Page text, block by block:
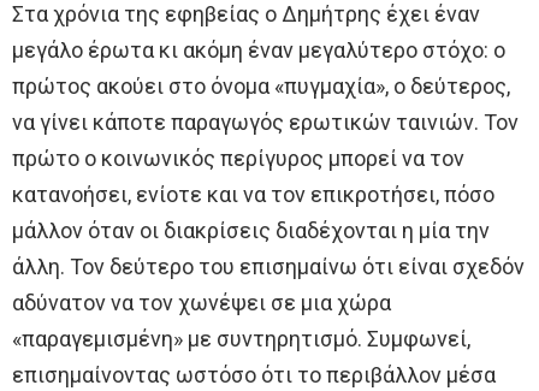
Στα χρόνια της εφηβείας ο Δημήτρης έχει έναν
μεγάλο έρωτα κι ακόμη έναν μεγαλύτερο στόχο: ο
πρώτος ακούει στο όνομα «πυγμαχία», ο δεύτερος,
να γίνει κάποτε παραγωγός ερωτικών ταινιών. Τον
πρώτο ο κοινωνικός περίγυρος μπορεί να τον
κατανοήσει, ενίοτε και να τον επικροτήσει, πόσο
μάλλον όταν οι διακρίσεις διαδέχονται η μία την
άλλη. Τον δεύτερο του επισημαίνω ότι είναι σχεδόν
αδύνατον να τον χωνέψει σε μια χώρα
«παραγεμισμένη» με συντηρητισμό. Συμφωνεί,
επισημαίνοντας ωστόσο ότι το περιβάλλον μέσα